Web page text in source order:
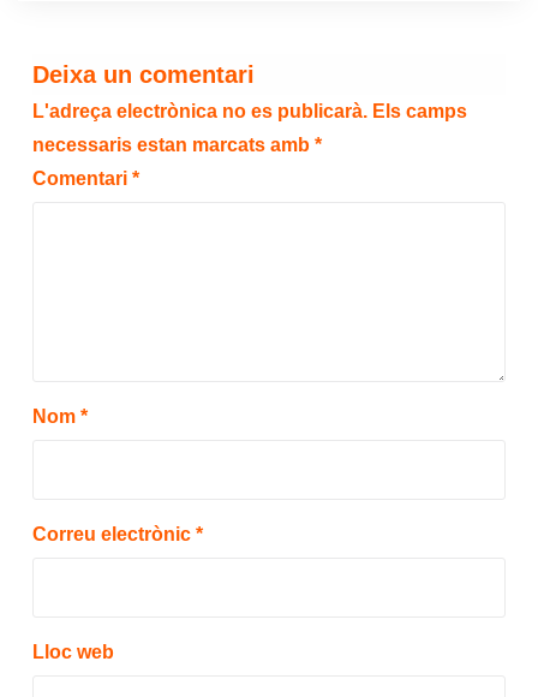
Deixa un comentari
L'adreça electrònica no es publicarà. Els camps
necessaris estan marcats amb *
Comentari *
Nom *
Correu electrònic *
Lloc web